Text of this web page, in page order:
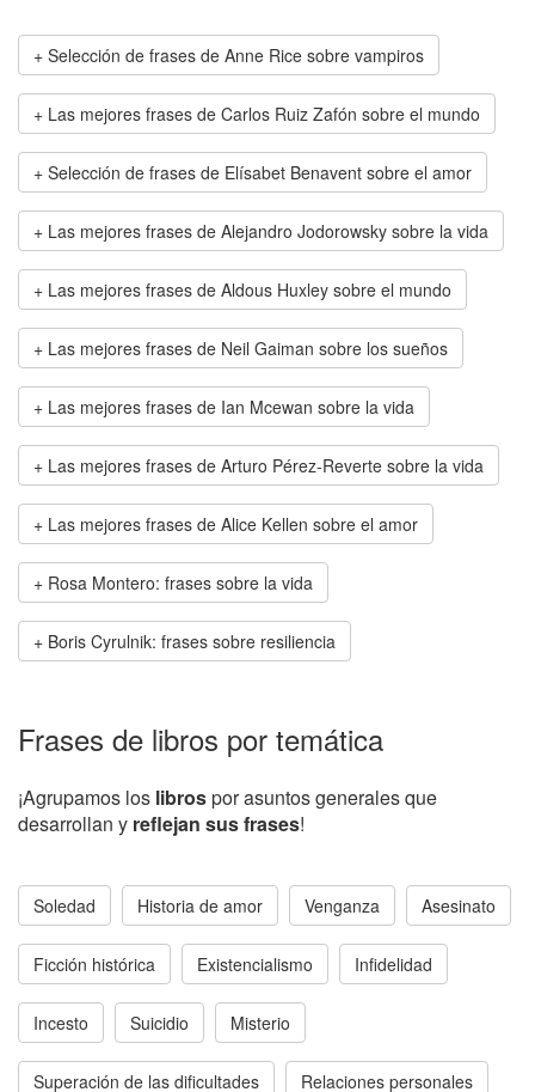
Selección de frases de Anne Rice sobre vampiros
Las mejores frases de Carlos Ruiz Zafón sobre el mundo
Selección de frases de Elísabet Benavent sobre el amor
Las mejores frases de Alejandro Jodorowsky sobre la vida
Las mejores frases de Aldous Huxley sobre el mundo
Las mejores frases de Neil Gaiman sobre los sueños
Las mejores frases de Ian Mcewan sobre la vida
Las mejores frases de Arturo Pérez-Reverte sobre la vida
Las mejores frases de Alice Kellen sobre el amor
Rosa Montero: frases sobre la vida
Boris Cyrulnik: frases sobre resiliencia
Frases de libros por temática
¡Agrupamos los librospor asuntos generales que
desarrollan y reflejan sus frases!
Soledad Historia de amor Venganza Asesinato
Ficción histórica Existencialismo Infidelidad
Incesto Suicidio Misterio
Superación de las dificultades Relaciones personales